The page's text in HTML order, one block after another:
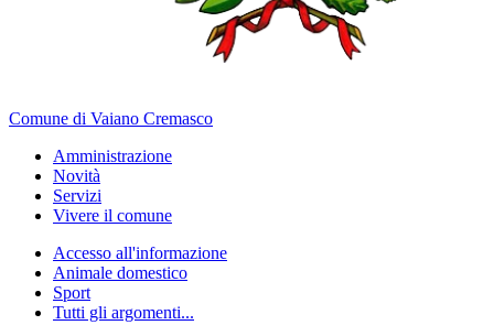
Comune di Vaiano Cremasco
Amministrazione
Novità
Servizi
Vivere il comune
Accesso all'informazione
Animale domestico
Sport
Tutti gli argomenti...